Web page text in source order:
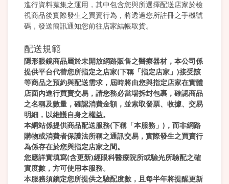
進行資料蒐集之運用，其中包含您與所選擇配送店家於檢
視商品後實際發生之買賣行為，將透過您所註冊之手機號
碼，發送簡訊通知您前往店家結帳取貨。
配送規範
隱形眼鏡商品屬於未開放網路販售之醫療器材，本公司係
提供平台代替您所指定之店家(下稱「指定店家」)接受該
等商品之預約與配送需求，屆時將由您與指定店家在實體
店面內進行買賣交易，請您務必當場拆封包裹，確認商品
之名稱及數量，確認消費金額，並索取發票、收據、交易
明細，以維護自身之權益。
本網站係提供商品配送服務(下稱「本服務」)，而非網路
購物或消費者保護法所稱之通訊交易，實際發生之買賣行
為係存在於您與指定店家之間。
您應詳實填寫(含更新)經眼科醫療院所或驗光所驗配之確
實度數，方可使用本服務。
本服務須鎖定您所提供之驗配度數，且每半年將提醒更新